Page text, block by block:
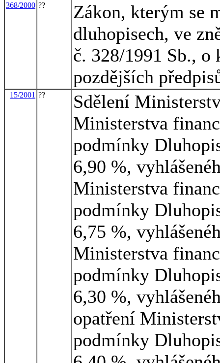
368/2000 ??
Zákon, kterým se
dluhopisech, ve
č. 328/1991 Sb., o
pozdějších
15/2001 ??
Sdělení
Ministerstva
podmínky
6,90 %,
Ministerstva
podmínky
6,75 %,
Ministerstva
podmínky
6,30 %,
opatření
podmínky